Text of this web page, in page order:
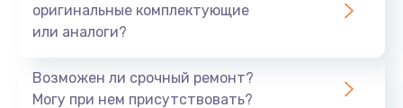
Ремонт ТЭНа
Заказать
оригинальные комплектующие
или аналоги?
Возможен ли срочный ремонт?
Могу при нем присутствовать?